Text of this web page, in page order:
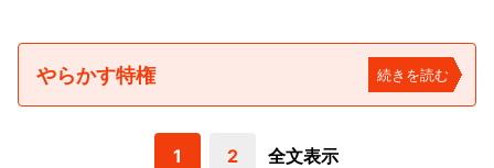
やらかす特権 続きを読む
1 2 全文表示